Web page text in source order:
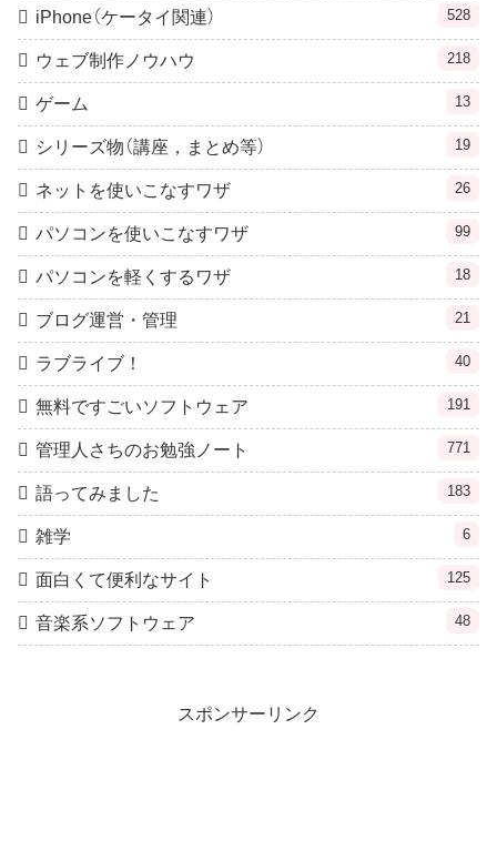
iPhone（ケータイ関連） 528
ウェブ制作ノウハウ 218
ゲーム 13
シリーズ物（講座，まとめ等） 19
ネットを使いこなすワザ 26
パソコンを使いこなすワザ 99
パソコンを軽くするワザ 18
ブログ運営・管理 21
ラブライブ！ 40
無料ですごいソフトウェア 191
管理人さちのお勉強ノート 771
語ってみました 183
雑学 6
面白くて便利なサイト 125
音楽系ソフトウェア 48
スポンサーリンク